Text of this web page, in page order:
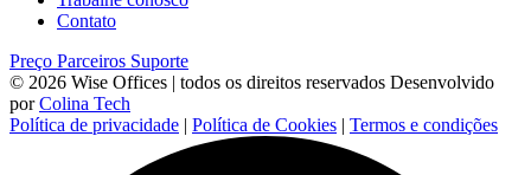
Contato
Preço Parceiros Suporte
© 2026 Wise Offices | todos os direitos reservados Desenvolvido
porColina Tech
Política de privacidade | Política de Cookies | Termos e condições